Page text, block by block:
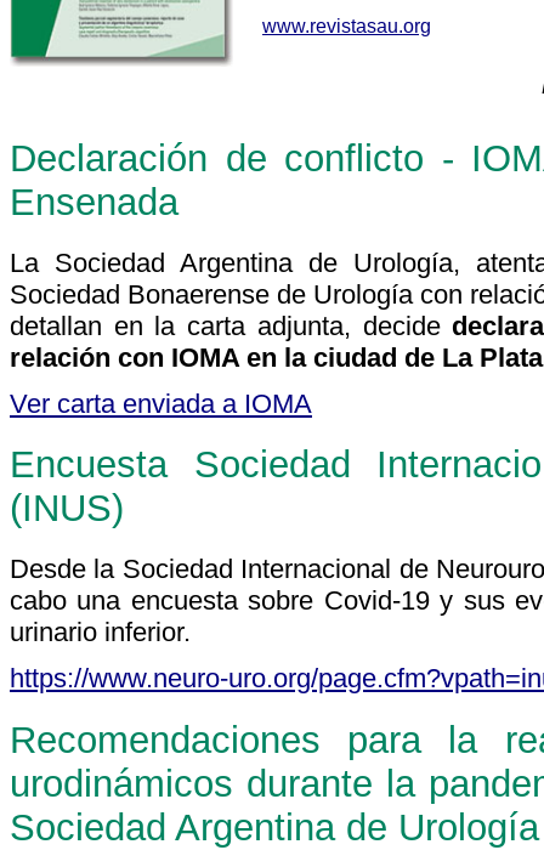
www.revistasau.org
Declaración de conflicto -
Ensenada
La Sociedad Argentina de Urología,
Sociedad Bonaerense de Urología con
detallan en la carta adjunta, decide
relación con IOMA en la ciudad de La
Ver carta enviada a IOMA
Encuesta Sociedad
(INUS)
Desde la Sociedad Internacional de
cabo una encuesta sobre Covid-19 y sus
urinario inferior.
https://www.neuro-uro.org/
Recomendaciones para la
urodinámicos durante la
Sociedad Argentina de